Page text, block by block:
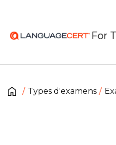
For
Types d'examens